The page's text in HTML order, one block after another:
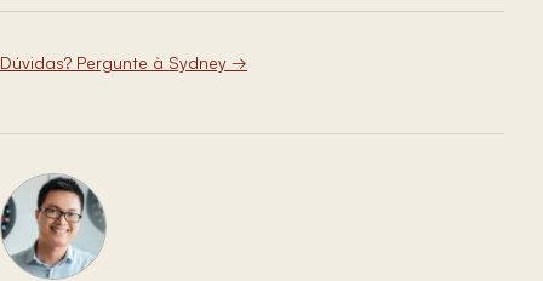
Dúvidas? Pergunte à Sydney →